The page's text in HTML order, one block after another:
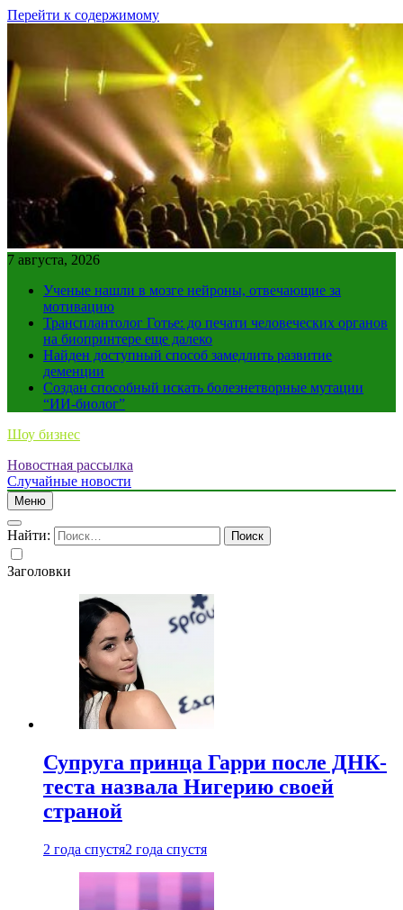
Перейти к содержимому
7 августа, 2026
Ученые нашли в мозге нейроны, отвечающие за
мотивацию
Трансплантолог Готье: до печати человеческих органов
на биопринтере еще далеко
Найден доступный способ замедлить развитие
деменции
Создан способный искать болезнетворные мутации
“ИИ-биолог”
Шоу бизнес
Новостная рассылка
Случайные новости
Меню
Найти:
Заголовки
Супруга принца Гарри после ДНК-
теста назвала Нигерию своей
страной
2 года спустя2 года спустя